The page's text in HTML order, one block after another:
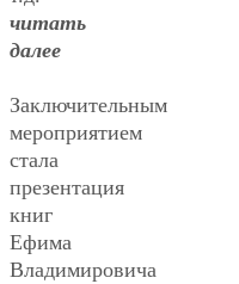
читать
далее
Заключительным
мероприятием
стала
презентация
книг
Ефима
Владимировича